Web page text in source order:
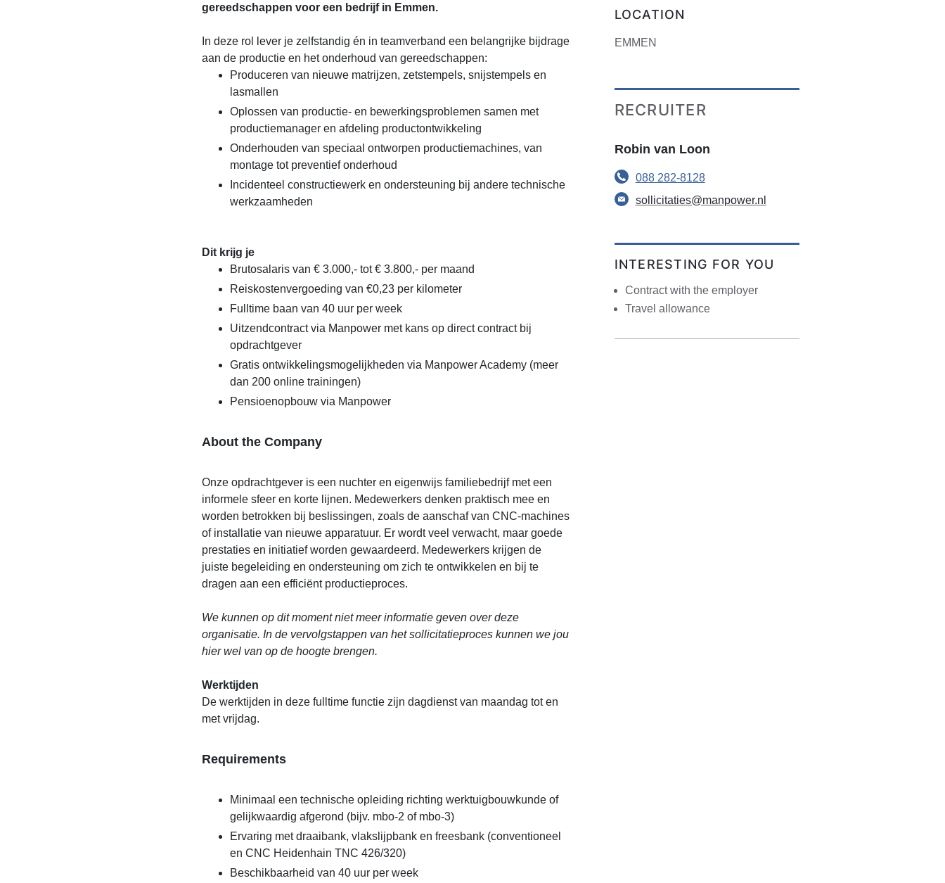
gereedschappen voor een bedrijf in Emmen.
In deze rol lever je zelfstandig én in teamverband een belangrijke bijdrage
aan de productie en het onderhoud van gereedschappen:
Produceren van nieuwe matrijzen, zetstempels, snijstempels en
lasmallen
Oplossen van productie- en bewerkingsproblemen samen met
productiemanager en afdeling productontwikkeling
Onderhouden van speciaal ontworpen productiemachines, van
montage tot preventief onderhoud
Incidenteel constructiewerk en ondersteuning bij andere technische
werkzaamheden
Dit krijg je
Brutosalaris van € 3.000,- tot € 3.800,- per maand
Reiskostenvergoeding van €0,23 per kilometer
Fulltime baan van 40 uur per week
Uitzendcontract via Manpower met kans op direct contract bij
opdrachtgever
Gratis ontwikkelingsmogelijkheden via Manpower Academy (meer
dan 200 online trainingen)
Pensioenopbouw via Manpower
About the Company
Onze opdrachtgever is een nuchter en eigenwijs familiebedrijf met een
informele sfeer en korte lijnen. Medewerkers denken praktisch mee en
worden betrokken bij beslissingen, zoals de aanschaf van CNC-machines
of installatie van nieuwe apparatuur. Er wordt veel verwacht, maar goede
prestaties en initiatief worden gewaardeerd. Medewerkers krijgen de
juiste begeleiding en ondersteuning om zich te ontwikkelen en bij te
dragen aan een efficiënt productieproces.
We kunnen op dit moment niet meer informatie geven over deze
organisatie. In de vervolgstappen van het sollicitatieproces kunnen we jou
hier wel van op de hoogte brengen.
Werktijden
De werktijden in deze fulltime functie zijn dagdienst van maandag tot en
met vrijdag.
Requirements
Minimaal een technische opleiding richting werktuigbouwkunde of
gelijkwaardig afgerond (bijv. mbo-2 of mbo-3)
Ervaring met draaibank, vlakslijpbank en freesbank (conventioneel
en CNC Heidenhain TNC 426/320)
Beschikbaarheid van 40 uur per week
LOCATION
EMMEN
RECRUITER
Robin van Loon
088 282-8128
sollicitaties@manpower.nl
INTERESTING FOR YOU
Contract with the employer
Travel allowance